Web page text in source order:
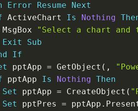
Error Resume
Next
ActiveChart Is Nothing
MsgBox
"Select a chart and
Exit
Sub
If
pptApp = GetObject ( ,
pptApp Is Nothing Then
Set pptApp = CreateObject (
Set pptPres = pptApp .